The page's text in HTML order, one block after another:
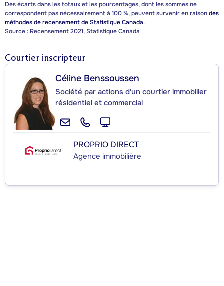
Des écarts dans les totaux et les pourcentages, dont les sommes ne
correspondent pas nécessairement à 100 %, peuvent survenir en raisondes
méthodes de recensement de Statistique Canada.
Source : Recensement 2021, Statistique Canada
Courtier inscripteur
Céline Benssoussen
Société par actions d'un courtier immobilier
résidentiel et commercial
PROPRIO DIRECT
Agence immobilière